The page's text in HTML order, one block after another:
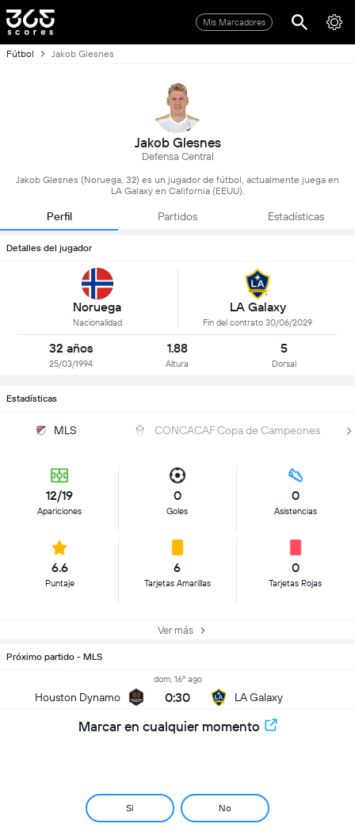
Mis Marcadores
Fútbol Jakob Glesnes
Jakob Glesnes
Defensa Central
Jakob Glesnes (Noruega, 32) es un jugador de fútbol, actualmente juega en
LA Galaxy en California (EEUU).
Perfil Partidos Estadísticas
Detalles del jugador
Noruega
Nacionalidad
LA Galaxy
Fin del contrato 30/06/2029
32 años
25/03/1994
1.88
Altura
5
Dorsal
Estadísticas
MLS CONCACAF Copa de Campeones
12/19
Apariciones
0
Goles
0
Asistencias
6.6
Puntaje
6
Tarjetas Amarillas
0
Tarjetas Rojas
Ver más
Próximo partido - MLS
Houston Dynamo
dom, 16º ago
0:30 LA Galaxy
Marcar en cualquier momento
Si No